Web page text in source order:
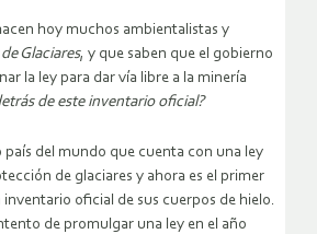
hoy muchos ambientalistas y
Glaciares, y que saben que el gobierno
la ley para dar vía libre a la minería
de este inventario oficial?
país del mundo que cuenta con una ley
de glaciares y ahora es el primer
oficial de sus cuerpos de hielo.
de promulgar una ley en el año